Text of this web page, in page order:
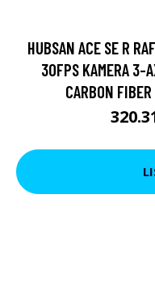
HUBSAN ACE SE R
30FPS KAMERA 3-
CARBON